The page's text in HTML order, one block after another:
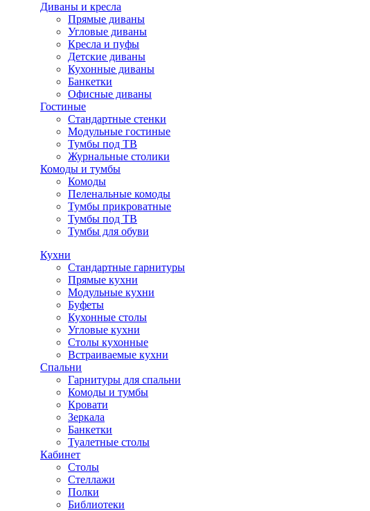
Диваны и кресла
Прямые диваны
Угловые диваны
Кресла и пуфы
Детские диваны
Кухонные диваны
Банкетки
Офисные диваны
Гостиные
Стандартные стенки
Модульные гостиные
Тумбы под ТВ
Журнальные столики
Комоды и тумбы
Комоды
Пеленальные комоды
Тумбы прикроватные
Тумбы под ТВ
Тумбы для обуви
Кухни
Стандартные гарнитуры
Прямые кухни
Модульные кухни
Буфеты
Кухонные столы
Угловые кухни
Столы кухонные
Встраиваемые кухни
Спальни
Гарнитуры для спальни
Комоды и тумбы
Кровати
Зеркала
Банкетки
Туалетные столы
Кабинет
Столы
Стеллажи
Полки
Библиотеки